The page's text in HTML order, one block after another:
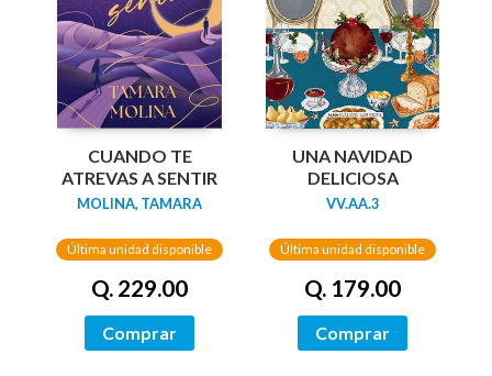
CUANDO TE
ATREVAS A SENTIR
MOLINA, TAMARA
Última unidad disponible
Q. 229.00
Comprar
UNA NAVIDAD
DELICIOSA
VV.AA.3
Última unidad disponible
Q. 179.00
Comprar